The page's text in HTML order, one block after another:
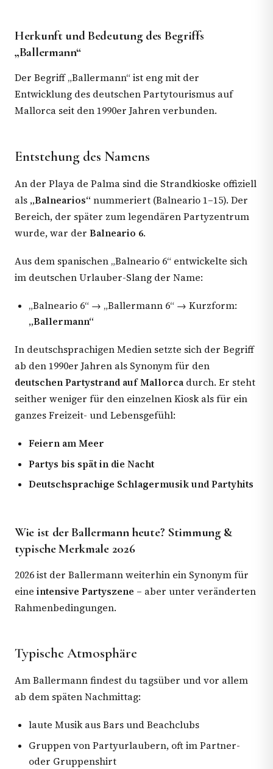
Herkunft und Bedeutung des Begriffs
„Ballermann“
Der Begriff „Ballermann“ ist eng mit der
Entwicklung des deutschen Partytourismus auf
Mallorca seit den 1990er Jahren verbunden.
Entstehung des Namens
An der Playa de Palma sind die Strandkioske offiziell
als „Balnearios“nummeriert (Balneario 1–15). Der
Bereich, der später zum legendären Partyzentrum
wurde, war der Balneario 6.
Aus dem spanischen „Balneario 6“ entwickelte sich
im deutschen Urlauber-Slang der Name:
„Balneario 6“ → „Ballermann 6“ → Kurzform:
„Ballermann“
In deutschsprachigen Medien setzte sich der Begriff
ab den 1990er Jahren als Synonym für den
deutschen Partystrand auf Mallorcadurch. Er steht
seither weniger für den einzelnen Kiosk als für ein
ganzes Freizeit- und Lebensgefühl:
Feiern am Meer
Partys bis spät in die Nacht
Deutschsprachige Schlagermusik und Partyhits
Wie ist der Ballermann heute? Stimmung &
typische Merkmale 2026
2026 ist der Ballermann weiterhin ein Synonym für
eine intensive Partyszene – aber unter veränderten
Rahmenbedingungen.
Typische Atmosphäre
Am Ballermann findest du tagsüber und vor allem
ab dem späten Nachmittag:
laute Musik aus Bars und Beachclubs
Gruppen von Partyurlaubern, oft im Partner-
oder Gruppenshirt